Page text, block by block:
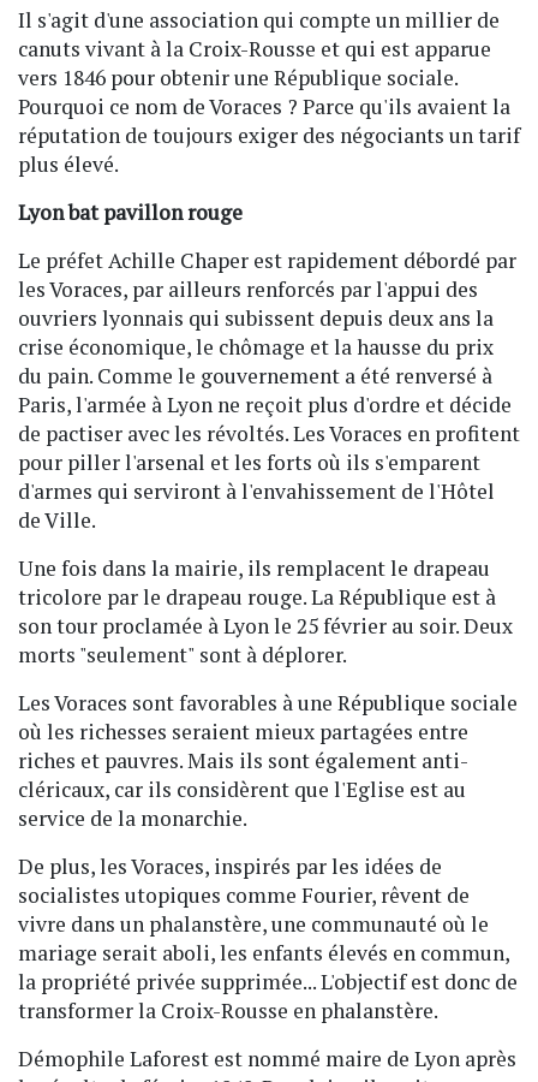
Il s'agit d'une association qui compte un millier de
canuts vivant à la Croix-Rousse et qui est apparue
vers 1846 pour obtenir une République sociale.
Pourquoi ce nom de Voraces ? Parce qu'ils avaient la
réputation de toujours exiger des négociants un tarif
plus élevé.
Lyon bat pavillon rouge
Le préfet Achille Chaper est rapidement débordé par
les Voraces, par ailleurs renforcés par l'appui des
ouvriers lyonnais qui subissent depuis deux ans la
crise économique, le chômage et la hausse du prix
du pain. Comme le gouvernement a été renversé à
Paris, l'armée à Lyon ne reçoit plus d'ordre et décide
de pactiser avec les révoltés. Les Voraces en profitent
pour piller l'arsenal et les forts où ils s'emparent
d'armes qui serviront à l'envahissement de l'Hôtel
de Ville.
Une fois dans la mairie, ils remplacent le drapeau
tricolore par le drapeau rouge. La République est à
son tour proclamée à Lyon le 25 février au soir. Deux
morts "seulement" sont à déplorer.
Les Voraces sont favorables à une République sociale
où les richesses seraient mieux partagées entre
riches et pauvres. Mais ils sont également anti-
cléricaux, car ils considèrent que l'Eglise est au
service de la monarchie.
De plus, les Voraces, inspirés par les idées de
socialistes utopiques comme Fourier, rêvent de
vivre dans un phalanstère, une communauté où le
mariage serait aboli, les enfants élevés en commun,
la propriété privée supprimée... L'objectif est donc de
transformer la Croix-Rousse en phalanstère.
Démophile Laforest est nommé maire de Lyon après